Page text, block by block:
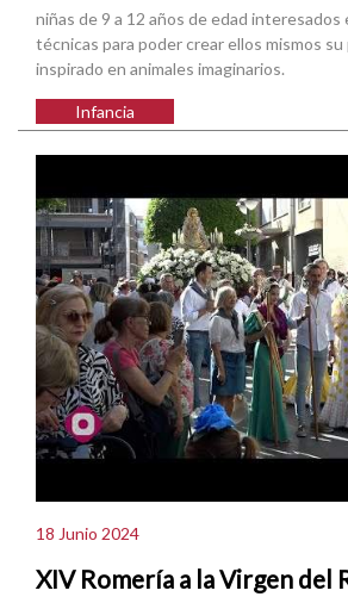
niñas de 9 a 12 años de edad interesados
técnicas para poder crear ellos mismos
inspirado en animales imaginarios.
Infancia
18 Junio 2024
XIV Romería a la Virgen del